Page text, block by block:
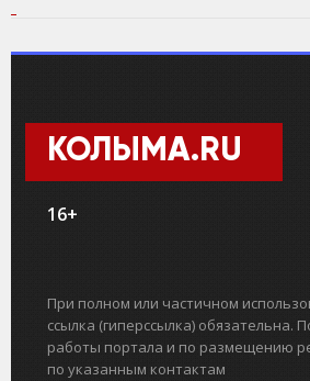
КОЛЫМА.RU
16+
При полном или частичном
ссылка (гиперссылка) обязательна.
работы портала и по размещению
по указанным контактам